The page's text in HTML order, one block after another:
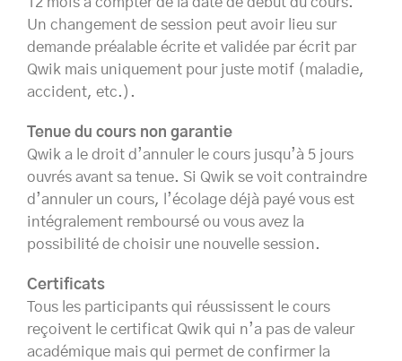
Un changement de session peut avoir lieu sur
demande préalable écrite et validée par écrit par
Qwik mais uniquement pour juste motif (maladie,
accident, etc.).
Tenue du cours non garantie
Qwik a le droit d’annuler le cours jusqu’à 5 jours
ouvrés avant sa tenue. Si Qwik se voit contraindre
d’annuler un cours, l’écolage déjà payé vous est
intégralement remboursé ou vous avez la
possibilité de choisir une nouvelle session.
Certificats
Tous les participants qui réussissent le cours
reçoivent le certificat Qwik qui n’a pas de valeur
académique mais qui permet de confirmer la